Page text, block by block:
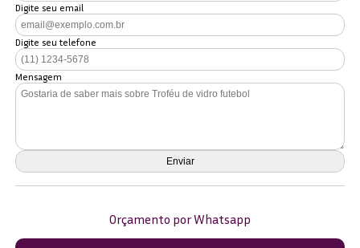
Digite seu email
Digite seu telefone
Mensagem
Orçamento por Whatsapp